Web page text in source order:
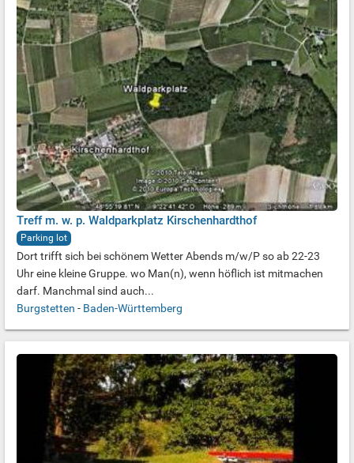
Treff m. w. p. Waldparkplatz Kirschenhardthof
Parking lot
Dort trifft sich bei schönem Wetter Abends m/w/P so ab 22-23
Uhr eine kleine Gruppe. wo Man(n), wenn höflich ist mitmachen
darf. Manchmal sind auch...
Burgstetten - Baden-Württemberg